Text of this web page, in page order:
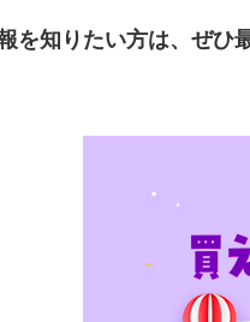
を知りたい方は、ぜひ